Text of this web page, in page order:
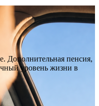
Дополнительная пенсия,
уровень жизни в